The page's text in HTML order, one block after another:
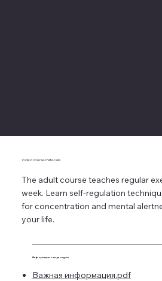
Video course materials
The adult course teaches regular
week. Learn self-regulation
for concentration and mental
your life.
Информация о видеокурсе
Важная информация.pdf